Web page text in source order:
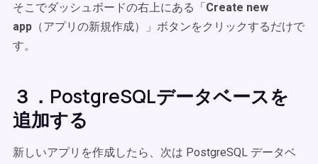
そこでダッシュボードの右上にある「Create new
app （アプリの新規作成）」ボタンをクリックするだけで
す。
３．PostgreSQLデータベースを
追加する
新しいアプリを作成したら、次は PostgreSQL データベ